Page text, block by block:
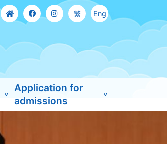
繁 Eng
Application for
admissions